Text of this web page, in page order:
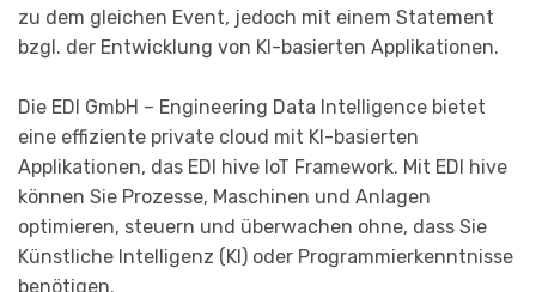
zu dem gleichen Event, jedoch mit einem Statement
bzgl. der Entwicklung von KI-basierten Applikationen.
Die EDI GmbH – Engineering Data Intelligence bietet
eine effiziente private cloud mit KI-basierten
Applikationen, das EDI hive IoT Framework. Mit EDI hive
können Sie Prozesse, Maschinen und Anlagen
optimieren, steuern und überwachen ohne, dass Sie
Künstliche Intelligenz (KI) oder Programmierkenntnisse
benötigen.